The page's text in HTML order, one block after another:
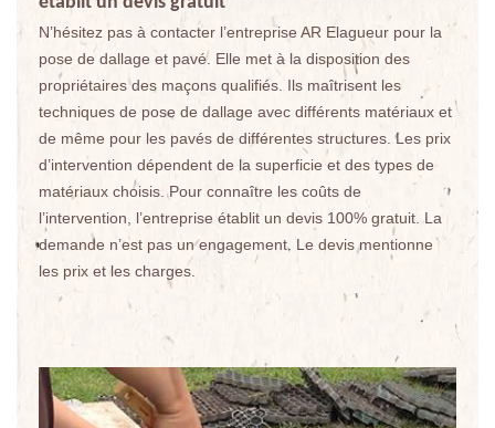
N’hésitez pas à contacter l’entreprise AR Elagueur pour la
pose de dallage et pavé. Elle met à la disposition des
propriétaires des maçons qualifiés. Ils maîtrisent les
techniques de pose de dallage avec différents matériaux et
de même pour les pavés de différentes structures. Les prix
d’intervention dépendent de la superficie et des types de
matériaux choisis. Pour connaître les coûts de
l’intervention, l’entreprise établit un devis 100% gratuit. La
demande n’est pas un engagement. Le devis mentionne
les prix et les charges.